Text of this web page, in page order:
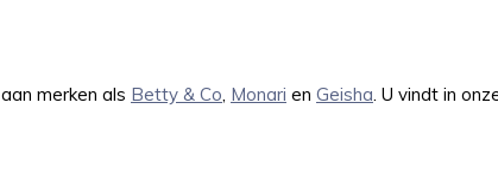
merken als Betty & Co Monari en Geisha . U vindt in